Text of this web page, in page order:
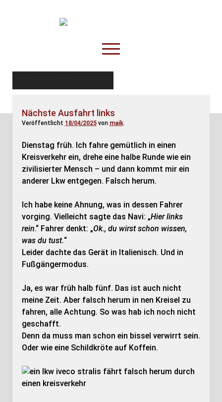
TruckOnline.de
open
menu
facebook
threadslinkedin
Spesenliste
Disposition
Nächste Ausfahrt links
Veröffentlicht 18/04/2025von maik.
Dienstag früh. Ich fahre gemütlich in einen
Kreisverkehr ein, drehe eine halbe Runde wie ein
zivilisierter Mensch – und dann kommt mir ein
anderer Lkw entgegen. Falsch herum.
Ich habe keine Ahnung, was in dessen Fahrer
vorging. Vielleicht sagte das Navi: „Hier links
rein.“ Fahrer denkt: „Ok., du wirst schon wissen,
was du tust.“
Leider dachte das Gerät in Italienisch. Und in
Fußgängermodus.
Ja, es war früh halb fünf. Das ist auch nicht
meine Zeit. Aber falsch herum in nen Kreisel zu
fahren, alle Achtung. So was hab ich noch nicht
geschafft.
Denn da muss man schon ein bissel verwirrt sein.
Oder wie eine Schildkröte auf Koffein.